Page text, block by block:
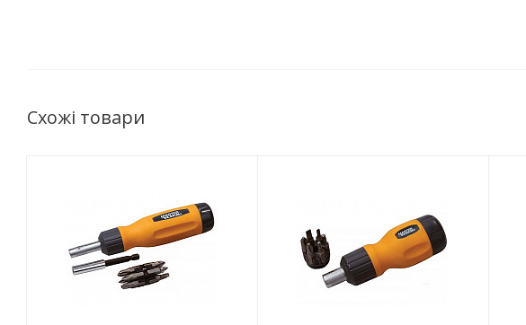
Схожі товари